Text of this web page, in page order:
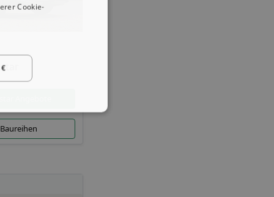
Cookie-